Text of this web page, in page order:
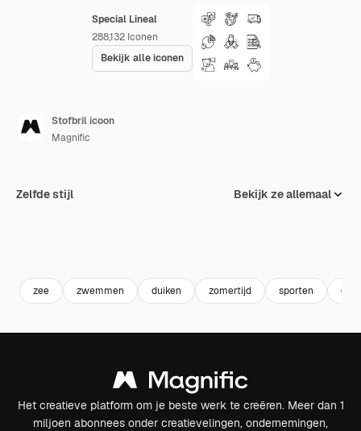
Special Lineal
288,132 Iconen
Bekijk alle iconen
Stofbril icoon
Magnific
Zelfde stijl Bekijk ze allemaal
zee zwemmen duiken zomertijd sporten
Het creatieve platform om je beste werk te creëren. Meer dan 1
miljoen abonnees onder creatievelingen, ondernemingen,